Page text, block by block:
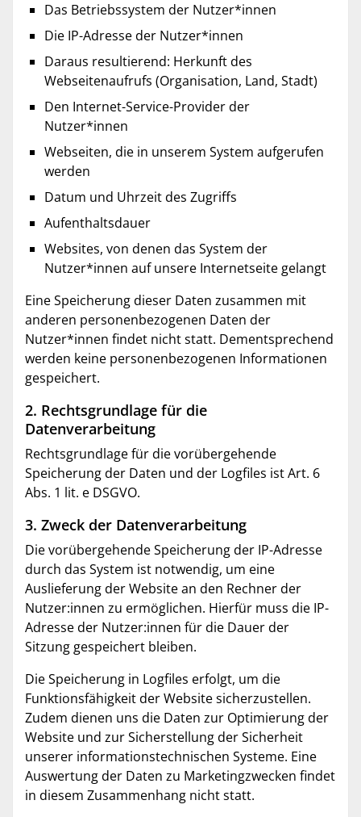
Das Betriebssystem der Nutzer*innen
Die IP-Adresse der Nutzer*innen
Daraus resultierend: Herkunft des
Webseitenaufrufs (Organisation, Land, Stadt)
Den Internet-Service-Provider der
Nutzer*innen
Webseiten, die in unserem System aufgerufen
werden
Datum und Uhrzeit des Zugriffs
Aufenthaltsdauer
Websites, von denen das System der
Nutzer*innen auf unsere Internetseite gelangt
Eine Speicherung dieser Daten zusammen mit
anderen personenbezogenen Daten der
Nutzer*innen findet nicht statt. Dementsprechend
werden keine personenbezogenen Informationen
gespeichert.
2. Rechtsgrundlage für die
Datenverarbeitung
Rechtsgrundlage für die vorübergehende
Speicherung der Daten und der Logfiles ist Art. 6
Abs. 1 lit. e DSGVO.
3. Zweck der Datenverarbeitung
Die vorübergehende Speicherung der IP-Adresse
durch das System ist notwendig, um eine
Auslieferung der Website an den Rechner der
Nutzer:innen zu ermöglichen. Hierfür muss die IP-
Adresse der Nutzer:innen für die Dauer der
Sitzung gespeichert bleiben.
Die Speicherung in Logfiles erfolgt, um die
Funktionsfähigkeit der Website sicherzustellen.
Zudem dienen uns die Daten zur Optimierung der
Website und zur Sicherstellung der Sicherheit
unserer informationstechnischen Systeme. Eine
Auswertung der Daten zu Marketingzwecken findet
in diesem Zusammenhang nicht statt.